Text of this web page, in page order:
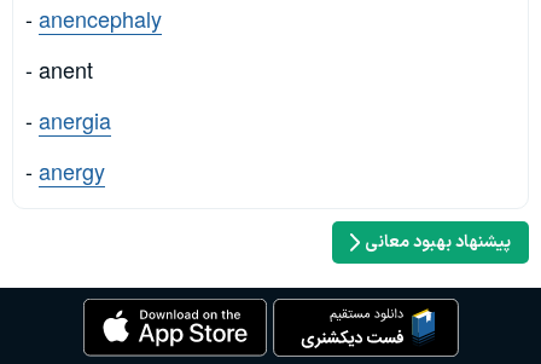
-anencephaly
- anent
-anergia
-anergy
پیشنهاد بهبود معانی